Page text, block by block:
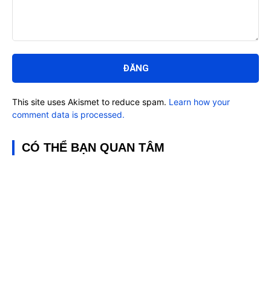
luận:
This site uses Akismet to reduce spam. Learn how your
comment data is processed.
CÓ THỂ BẠN QUAN TÂM